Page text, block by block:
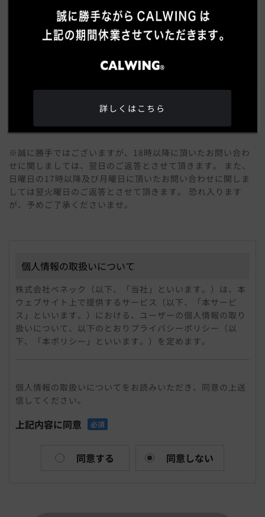
※誠に勝手ではございますが、18時以降に頂いたお問い合わ
せに関しましては、翌日のご返答とさせて頂きます。 また、
日曜日の17時以降及び月曜日に頂いたお問い合わせに関しま
しては翌火曜日のご返答とさせて頂きます。 恐れ入ります
が、予めご了承くださいませ。
個人情報の取扱いについて
株式会社べネック（以下、「当社」といいます。）は、本
ウェブサイト上で提供するサービス（以下、「本サービ
ス」といいます。）における、ユーザーの個人情報の取り
扱いについて、以下のとおりプライバシーポリシー（以
下、「本ポリシー」といいます。）を定めます。
指すものとし、個人に関する情報であって、当該情報に含
まれる氏名、生年月日、住所、電話番号、メールアドレ
情報および容貌、指紋、声紋にかかるデータ、及び健康保
別できる情報（個人識別情報）を指します。
個人情報の取扱いについてをお読みいただき、同意の上送
信してください。
上記内容に同意 必須
同意する 同意しない
詳しくはこちら